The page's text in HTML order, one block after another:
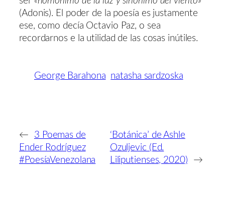
(Adonis). El poder de la poesía es justamente
ese, como decía Octavio Paz, o sea
recordarnos e la utilidad de las cosas inútiles.
George Barahona natasha sardzoska
←
3 Poemas de
Ender Rodríguez
#PoesíaVenezolana
‘Botánica’ de Ashle
Ozuljevic (Ed.
Liliputienses, 2020)
→